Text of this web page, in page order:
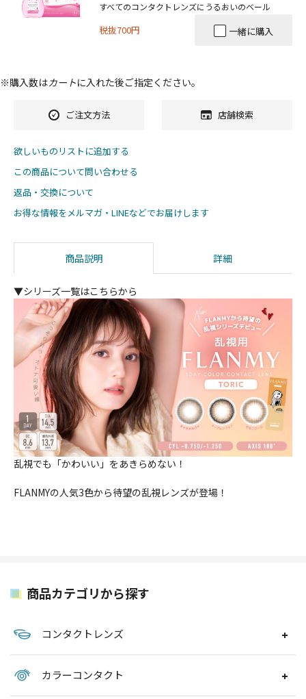
すべてのコンタクトレンズにうるおいのベール
税抜700円 一緒に購入
※購入数はカートに入れた後ご指定ください。
ご注文方法 店舗検索
欲しいものリストに追加する
この商品について問い合わせる
返品・交換について
お得な情報をメルマガ・LINEなどでお届けします
商品説明 詳細
▼シリーズ一覧はこちらから
乱視でも「かわいい」をあきらめない！
FLANMYの人気3色から待望の乱視レンズが登場！
商品カテゴリから探す
コンタクトレンズ
カラーコンタクト